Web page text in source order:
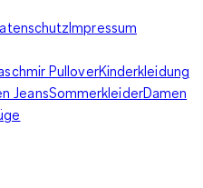
Impressum
PulloverKinderkleidung
JeansSommerkleiderDamen